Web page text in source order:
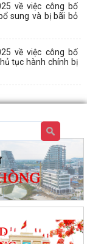
về việc công bố
sung và bị bãi bỏ
về việc công bố
tục hành chính bị